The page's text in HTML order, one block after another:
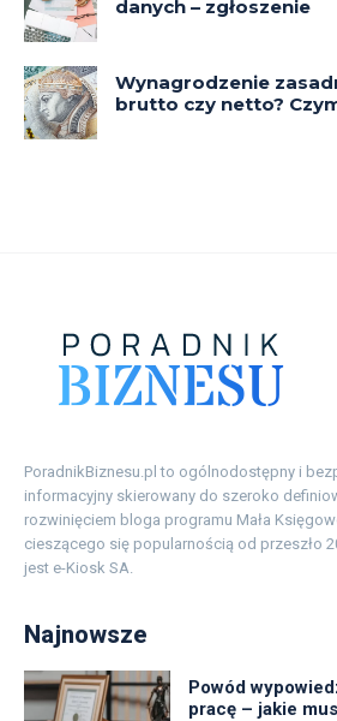
PoradnikBiznesu.pl to ogólnodostępny i
informacyjny skierowany do szeroko
rozwinięciem bloga programu Mała
cieszącego się popularnością od przeszło
jest e-Kiosk SA.
Najnowsze
Powód
pracę – jakie